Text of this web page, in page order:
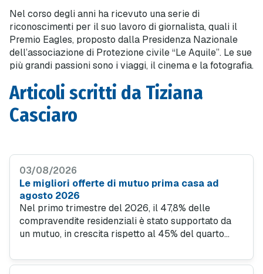
Nel corso degli anni ha ricevuto una serie di
riconoscimenti per il suo lavoro di giornalista, quali il
Premio Eagles, proposto dalla Presidenza Nazionale
dell’associazione di Protezione civile “Le Aquile”. Le sue
più grandi passioni sono i viaggi, il cinema e la fotografia.
Articoli scritti da Tiziana
Casciaro
03/08/2026
Le migliori offerte di mutuo prima casa ad
agosto 2026
Nel primo trimestre del 2026, il 47,8% delle
compravendite residenziali è stato supportato da
un mutuo, in crescita rispetto al 45% del quarto
importante l'accesso al credito per facilitare